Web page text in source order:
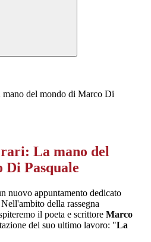
del mondo di Marco Di
La mano del
Pasquale
nuovo appuntamento dedicato
della rassegna
il poeta e scrittore Marco
del suo ultimo lavoro: "La